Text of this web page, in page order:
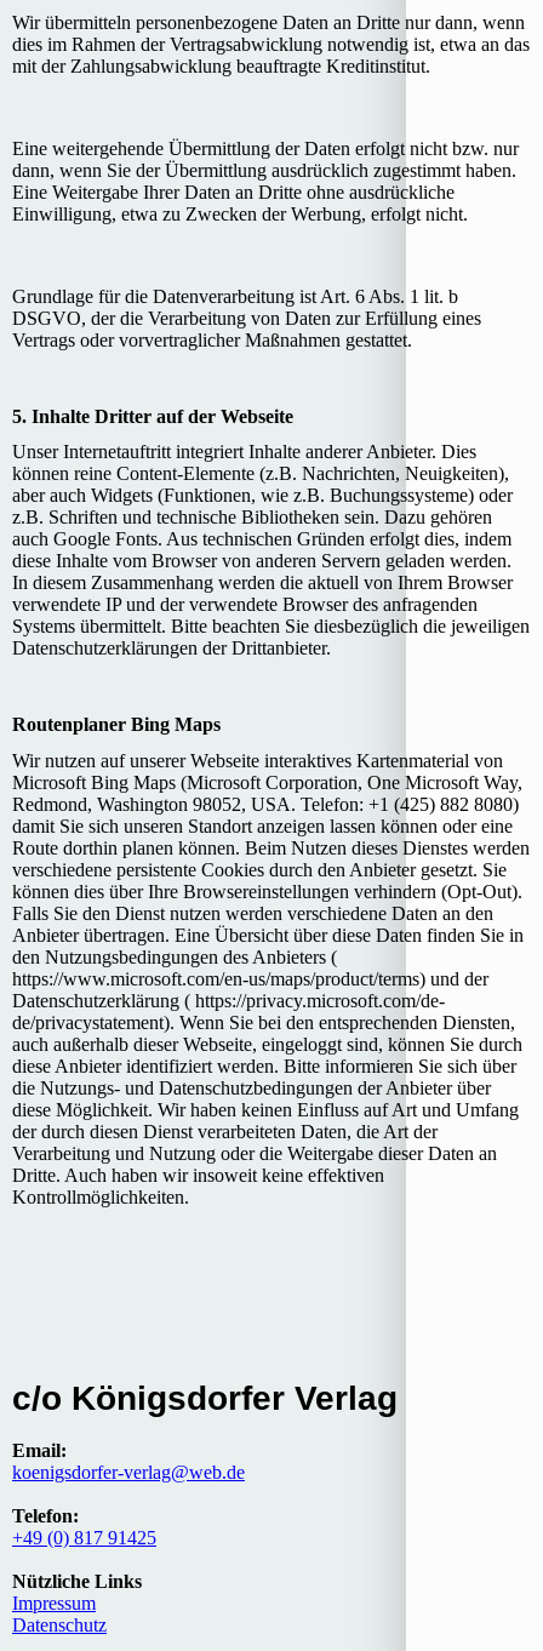
Wir übermitteln personenbezogene Daten an Dritte nur dann, wenn
dies im Rahmen der Vertragsabwicklung notwendig ist, etwa an das
mit der Zahlungsabwicklung beauftragte Kreditinstitut.
Eine weitergehende Übermittlung der Daten erfolgt nicht bzw. nur
dann, wenn Sie der Übermittlung ausdrücklich zugestimmt haben.
Eine Weitergabe Ihrer Daten an Dritte ohne ausdrückliche
Einwilligung, etwa zu Zwecken der Werbung, erfolgt nicht.
Grundlage für die Datenverarbeitung ist Art. 6 Abs. 1 lit. b
DSGVO, der die Verarbeitung von Daten zur Erfüllung eines
Vertrags oder vorvertraglicher Maßnahmen gestattet.
5. Inhalte Dritter auf der Webseite
Unser Internetauftritt integriert Inhalte anderer Anbieter. Dies
können reine Content-Elemente (z.B. Nachrichten, Neuigkeiten),
aber auch Widgets (Funktionen, wie z.B. Buchungssysteme) oder
z.B. Schriften und technische Bibliotheken sein. Dazu gehören
auch Google Fonts. Aus technischen Gründen erfolgt dies, indem
diese Inhalte vom Browser von anderen Servern geladen werden.
In diesem Zusammenhang werden die aktuell von Ihrem Browser
verwendete IP und der verwendete Browser des anfragenden
Systems übermittelt. Bitte beachten Sie diesbezüglich die jeweiligen
Datenschutzerklärungen der Drittanbieter.
Routenplaner Bing Maps
Wir nutzen auf unserer Webseite interaktives Kartenmaterial von
Microsoft Bing Maps (Microsoft Corporation, One Microsoft Way,
Redmond, Washington 98052, USA. Telefon: +1 (425) 882 8080)
damit Sie sich unseren Standort anzeigen lassen können oder eine
Route dorthin planen können. Beim Nutzen dieses Dienstes werden
verschiedene persistente Cookies durch den Anbieter gesetzt. Sie
können dies über Ihre Browsereinstellungen verhindern (Opt-Out).
Falls Sie den Dienst nutzen werden verschiedene Daten an den
Anbieter übertragen. Eine Übersicht über diese Daten finden Sie in
den Nutzungsbedingungen des Anbieters (
https://www.microsoft.com/en-us/maps/product/terms) und der
Datenschutzerklärung ( https://privacy.microsoft.com/de-
de/privacystatement). Wenn Sie bei den entsprechenden Diensten,
auch außerhalb dieser Webseite, eingeloggt sind, können Sie durch
diese Anbieter identifiziert werden. Bitte informieren Sie sich über
die Nutzungs- und Datenschutzbedingungen der Anbieter über
diese Möglichkeit. Wir haben keinen Einfluss auf Art und Umfang
der durch diesen Dienst verarbeiteten Daten, die Art der
Verarbeitung und Nutzung oder die Weitergabe dieser Daten an
Dritte. Auch haben wir insoweit keine effektiven
Kontrollmöglichkeiten.
c/o Königsdorfer Verlag
Email:
koenigsdorfer-verlag@web.de
Telefon:
+49 (0) 817 91425
Nützliche Links
Impressum
Datenschutz